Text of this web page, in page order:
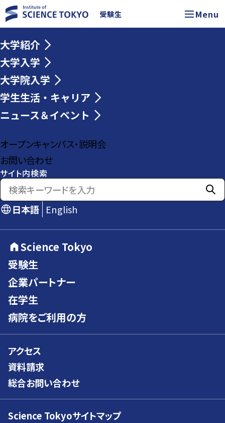
受験生 Menu
大学紹介
大学入学
大学院入学
学生生活・キャリア
ニュース＆イベント
オープンキャンパス・説明会
お問い合わせ
サイト内検索
日本語 English
Science Tokyo
受験生
企業パートナー
在学生
病院をご利用の方
アクセス
資料請求
総合お問い合わせ
Science Tokyoサイトマップ